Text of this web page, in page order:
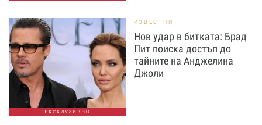
ЕКСКЛУЗИВНО
ИЗВЕСТНИ
Нов удар в битката: Брад
Пит поиска достъп до
тайните на Анджелина
Джоли